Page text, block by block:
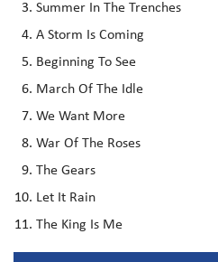
Summer In The Trenches
A Storm Is Coming
Beginning To See
March Of The Idle
We Want More
War Of The Roses
The Gears
Let It Rain
The King Is Me